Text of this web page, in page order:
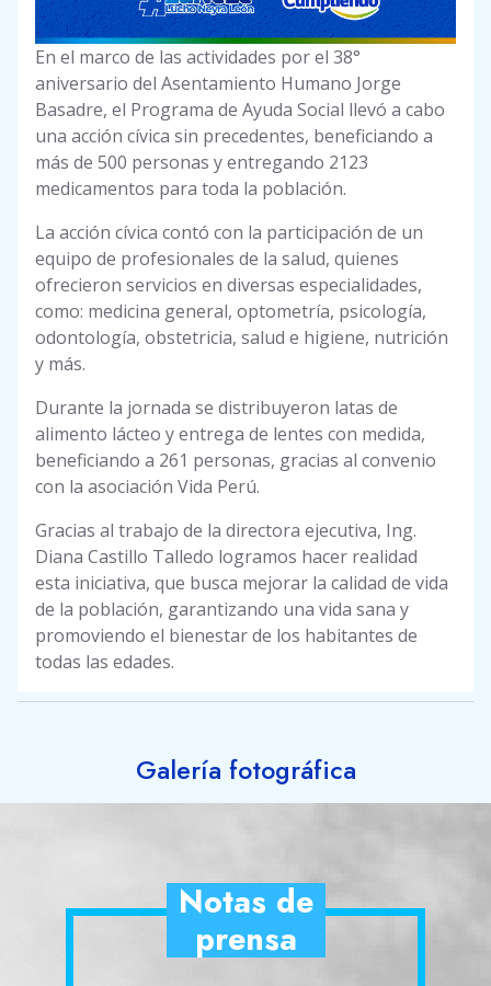
En el marco de las actividades por el 38°
aniversario del Asentamiento Humano Jorge
Basadre, el Programa de Ayuda Social llevó a cabo
una acción cívica sin precedentes, beneficiando a
más de 500 personas y entregando 2123
medicamentos para toda la población.
La acción cívica contó con la participación de un
equipo de profesionales de la salud, quienes
ofrecieron servicios en diversas especialidades,
como: medicina general, optometría, psicología,
odontología, obstetricia, salud e higiene, nutrición
y más.
Durante la jornada se distribuyeron latas de
alimento lácteo y entrega de lentes con medida,
beneficiando a 261 personas, gracias al convenio
con la asociación Vida Perú.
Gracias al trabajo de la directora ejecutiva, Ing.
Diana Castillo Talledo logramos hacer realidad
esta iniciativa, que busca mejorar la calidad de vida
de la población, garantizando una vida sana y
promoviendo el bienestar de los habitantes de
todas las edades.
Galería fotográfica
Notas de
prensa